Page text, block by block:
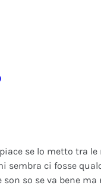
se lo metto tra
ci fosse
so se va bene